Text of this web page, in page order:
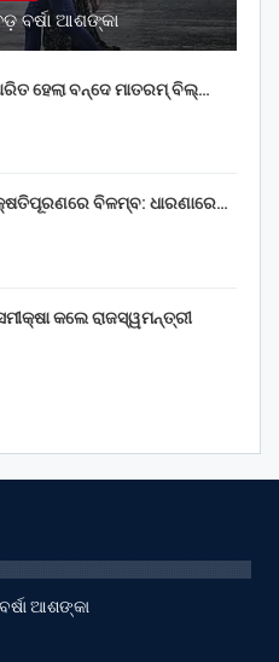
ବର୍ଷା ଆଶଙ୍କା
ହେଲା ବନ୍ଦେ ମାତରମ୍‌ ବିଲ୍‌…
ବିଳମ୍ବ: ଧାରଣାରେ…
କଲେ ରାଜସ୍ୱମନ୍ତ୍ରୀ
ଆଶଙ୍କା